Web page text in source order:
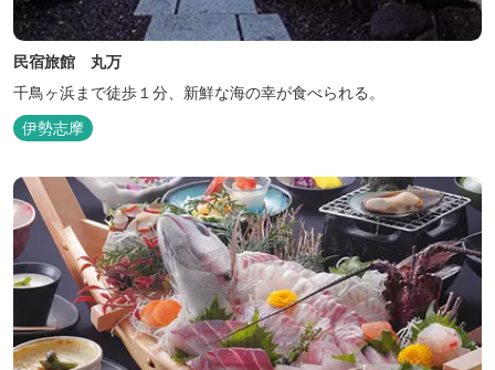
民宿旅館 丸万
千鳥ヶ浜まで徒歩１分、新鮮な海の幸が食べられる。
伊勢志摩